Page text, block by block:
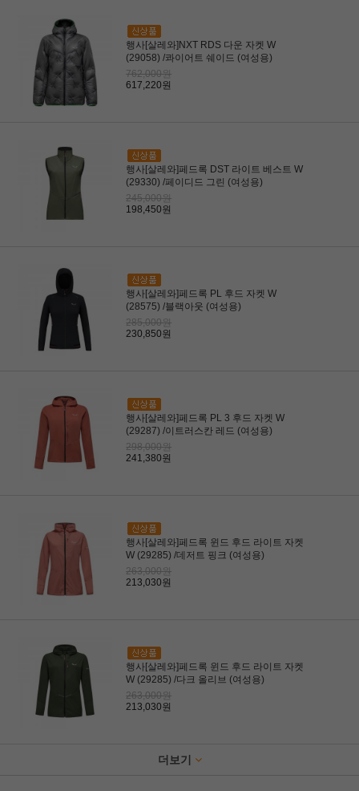
행사[살레와]NXT RDS 다운 자켓 W
(29058) /콰이어트 쉐이드 (여성용)
762,000원
617,220원
행사[살레와]페드록 DST 라이트 베스트 W
(29330) /페이디드 그린 (여성용)
245,000원
198,450원
행사[살레와]페드록 PL 후드 자켓 W
(28575) /블랙아웃 (여성용)
285,000원
230,850원
행사[살레와]페드록 PL 3 후드 자켓 W
(29287) /이트러스칸 레드 (여성용)
298,000원
241,380원
행사[살레와]페드록 윈드 후드 라이트 자켓
W (29285) /데저트 핑크 (여성용)
263,000원
213,030원
행사[살레와]페드록 윈드 후드 라이트 자켓
W (29285) /다크 올리브 (여성용)
263,000원
213,030원
더보기